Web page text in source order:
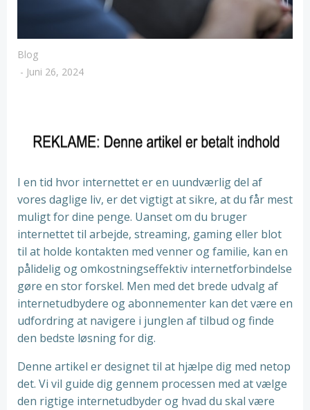
Blog
- Juni 26, 2024
I en tid hvor internettet er en uundværlig del af
vores daglige liv, er det vigtigt at sikre, at du får mest
muligt for dine penge. Uanset om du bruger
internettet til arbejde, streaming, gaming eller blot
til at holde kontakten med venner og familie, kan en
pålidelig og omkostningseffektiv internetforbindelse
gøre en stor forskel. Men med det brede udvalg af
internetudbydere og abonnementer kan det være en
udfordring at navigere i junglen af tilbud og finde
den bedste løsning for dig.
Denne artikel er designet til at hjælpe dig med netop
det. Vi vil guide dig gennem processen med at vælge
den rigtige internetudbyder og hvad du skal være